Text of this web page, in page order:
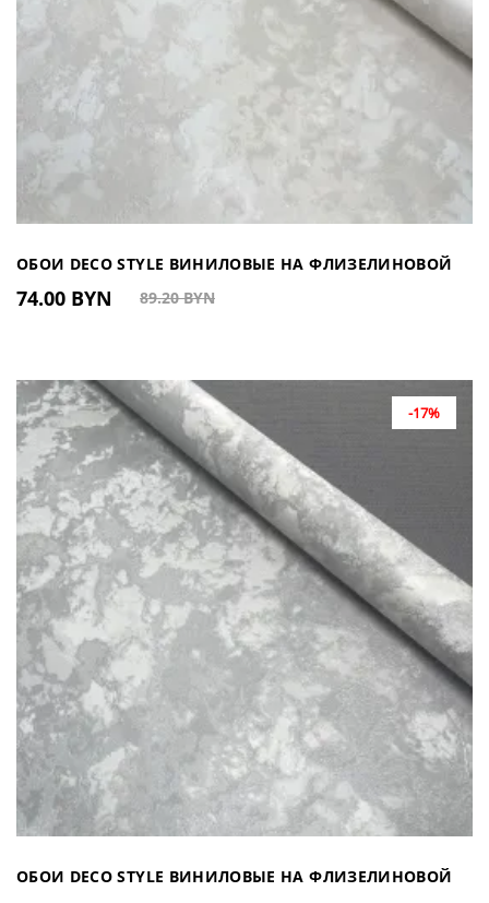
ОБОИ DECO STYLE ВИНИЛОВЫЕ НА ФЛИЗЕЛИНОВОЙ
ОСНОВЕ DJ604207 (КИТАЙ)
74.00 BYN 89.20 BYN
-17%
ОБОИ DECO STYLE ВИНИЛОВЫЕ НА ФЛИЗЕЛИНОВОЙ